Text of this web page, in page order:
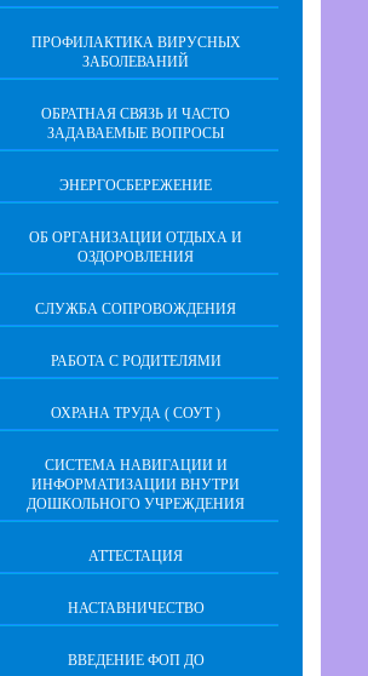
ПРОФИЛАКТИКА ВИРУСНЫХ
ЗАБОЛЕВАНИЙ
ОБРАТНАЯ СВЯЗЬ И ЧАСТО
ЗАДАВАЕМЫЕ ВОПРОСЫ
ЭНЕРГОСБЕРЕЖЕНИЕ
ОБ ОРГАНИЗАЦИИ ОТДЫХА И
ОЗДОРОВЛЕНИЯ
СЛУЖБА СОПРОВОЖДЕНИЯ
РАБОТА С РОДИТЕЛЯМИ
ОХРАНА ТРУДА ( СОУТ )
СИСТЕМА НАВИГАЦИИ И
ИНФОРМАТИЗАЦИИ ВНУТРИ
ДОШКОЛЬНОГО УЧРЕЖДЕНИЯ
АТТЕСТАЦИЯ
НАСТАВНИЧЕСТВО
ВВЕДЕНИЕ ФОП ДО